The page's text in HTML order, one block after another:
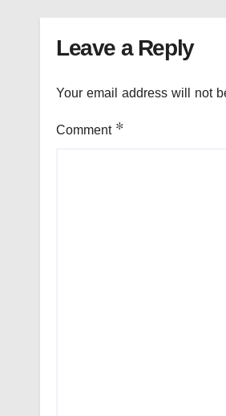
Leave a Reply
Your email address will not
Comment *